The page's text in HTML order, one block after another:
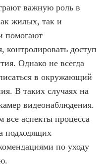
важную роль в
жилых, так и
помогают
контролировать доступ
Однако не всегда
в окружающий
В таких случаях на
видеонаблюдения.
все аспекты процесса
подходящих
по уходу